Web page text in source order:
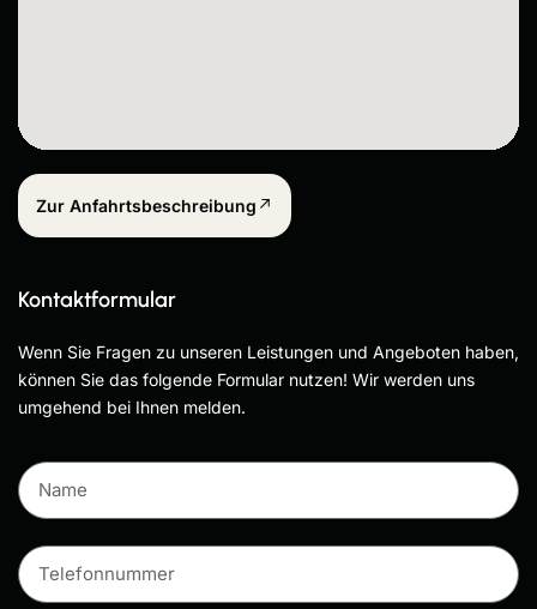
Zur Anfahrtsbeschreibung
Kontaktformular
Wenn Sie Fragen zu unseren Leistungen und Angeboten haben,
können Sie das folgende Formular nutzen! Wir werden uns
umgehend bei Ihnen melden.